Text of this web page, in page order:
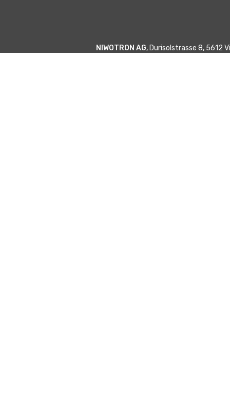
NIWOTRON AG, Durisolstrasse 8, 5612